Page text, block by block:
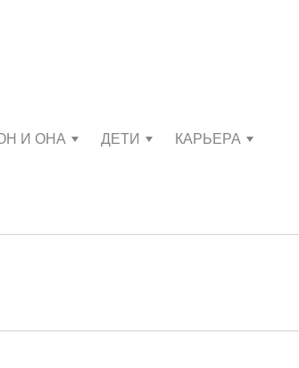
И ОНА ДЕТИ КАРЬЕРА